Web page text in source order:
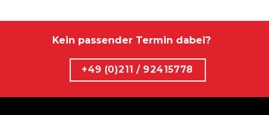
Kein passender Termin dabei?
+49 (0)211 / 92415778